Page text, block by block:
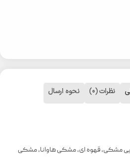
نظرات (0) نحوه ارسال
مشکی,قهوه ای,مشکی هاوانا,مشکی